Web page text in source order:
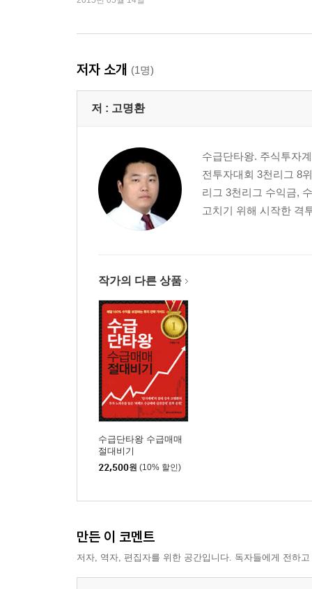
1. 미국·유럽 증시 확인
1. 코스닥 중·소형주 공략 : 시가총액·유통 가능 물
2. 정배열·신고가·상승 모멘텀이 있는 종목 공략
3. 성장 중인 회사 매매 : 매출액·영업이익 흑자 기업
5. 거래량·거래대금·유동성이 풍부한 종목 공략
6. 시장 주도주 공략 핵심노트
Chapter 03 수급 실전매매 기법
1. 거래량 분석
4. 수급 시세 초입
6. 수급 변곡점
7. 돌파 매매 전 고점
8. 돌파 매매 신고가
9. 수급 투매 잡기
10. 저항과지지
11. 수급 스윙 매매
12. 수급 번개
13. 수급 독수리
14. 수급 피뢰침
2. 매매 동향을 활용한 주식장 중 대응
Part 03 실전매매 노하우
저자 소개 (1명)
저 : 고명환
수급단타왕. 주식투자
전투자대회 3천리그 8
리그 3천리그 수익금,
고치기 위해 시작한 격
작가의 다른 상품
수급단타왕 수급매매
절대비기
22,500원 (10% 할인)
만든 이 코멘트
저자, 역자, 편집자를 위한 공간입니다. 독자들에게 전하